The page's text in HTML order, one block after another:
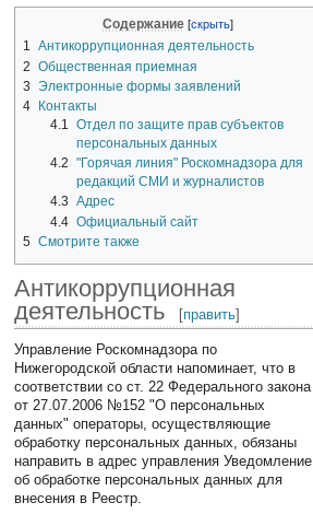
Содержание
1
Антикоррупционная деятельность
2
Общественная приемная
3
Электронные формы заявлений
4
Контакты
4.1 Отдел по защите прав субъектов
персональных данных
4.2 "Горячая линия" Роскомнадзора для
редакций СМИ и журналистов
4.3 Адрес
4.4 Официальный сайт
5 Смотрите также
Антикоррупционная
деятельность
[править]
Управление Роскомнадзора по
Нижегородской области напоминает, что в
соответствии со ст. 22 Федерального закона
от 27.07.2006 №152 "О персональных
данных" операторы, осуществляющие
обработку персональных данных, обязаны
направить в адрес управления Уведомление
об обработке персональных данных для
внесения в Реестр.